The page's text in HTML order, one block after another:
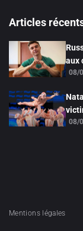
Articles
aux
08/
08/
Mentions légales